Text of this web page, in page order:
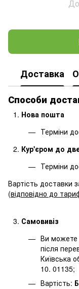
Доставка
Способи
Нова пошта
Терміни
Кур'єром до
Терміни
Вартість доставки
(відповідно до
Самовивіз
Ви можете
після
Київська
10. 01135;
Вартість: